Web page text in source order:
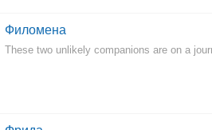
Филомена
These two unlikely companions are on a